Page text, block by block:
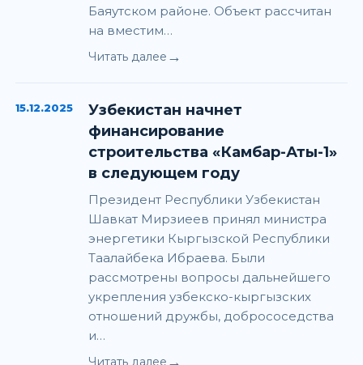
Баяутском районе. Объект рассчитан
на вместим…
Читать далее →
15.12.2025
Узбекистан начнет
финансирование
строительства «Камбар-Аты-1»
в следующем году
Президент Республики Узбекистан
Шавкат Мирзиеев принял министра
энергетики Кыргызской Республики
Таалайбека Ибраева. Были
рассмотрены вопросы дальнейшего
укрепления узбекско-кыргызских
отношений дружбы, добрососедства
и…
Читать далее